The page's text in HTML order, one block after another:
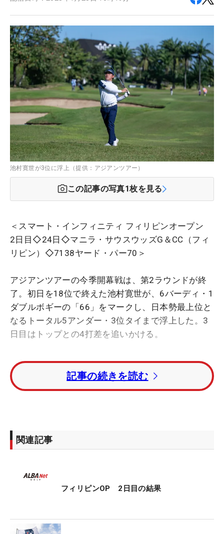
池村寛世が3位に浮上（提供：アジアンツアー）
この記事の写真1枚を見る
＜スマート・インフィニティ フィリピンオープン
2日目◇24日◇マニラ・サウスウッズG＆CC（フィ
リピン）◇7138ヤード・パー70＞
アジアンツアーの今季開幕戦は、第2ラウンドが終
了。初日を18位で終えた池村寛世が、6バーディ・1
ダブルボギーの「66」をマークし、日本勢最上位と
なるトータル5アンダー・3位タイまで浮上した。3
日目はトップとの4打差を追いかける。
比嘉一貴と生源寺龍憲はトータル3アンダー・10位
タイで決勝ラウンドに進出。岩崎亜久竜もトータル
1アンダー・26位タイで予選通過を果たしている。
イまで後退したが、決勝進出圏内には踏みとどまっ
た。
日本勢の吉田泰基、鈴木大哉、村上拓海、大関翔
や、女子アマチュア選手のリアンヌ・ミカエラ・マ
トータル9アンダーまで伸ばしたサドム・ケーオカ
記事の続きを読む
関連記事
フィリピンOP 2日目の結果